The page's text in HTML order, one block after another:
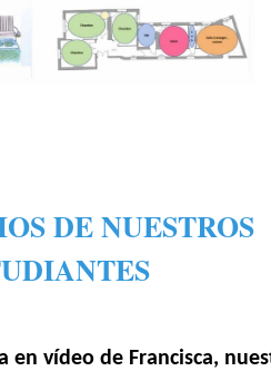
DE NUESTROS
en vídeo de Francisca,